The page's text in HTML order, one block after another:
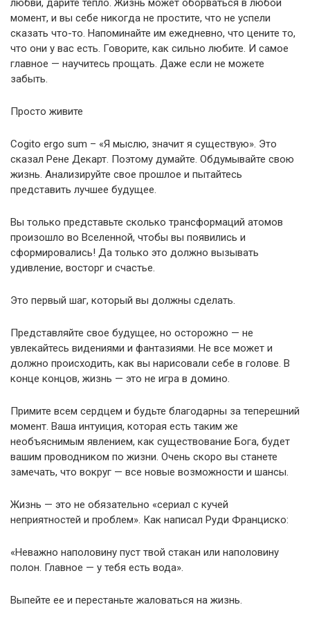
любви, дарите тепло. Жизнь может оборваться в любой
момент, и вы себе никогда не простите, что не успели
сказать что-то. Напоминайте им ежедневно, что цените то,
что они у вас есть. Говорите, как сильно любите. И самое
главное — научитесь прощать. Даже если не можете
забыть.
Просто живите
Cogito ergo sum – «Я мыслю, значит я существую». Это
сказал Рене Декарт. Поэтому думайте. Обдумывайте свою
жизнь. Анализируйте свое прошлое и пытайтесь
представить лучшее будущее.
Вы только представьте сколько трансформаций атомов
произошло во Вселенной, чтобы вы появились и
сформировались! Да только это должно вызывать
удивление, восторг и счастье.
Это первый шаг, который вы должны сделать.
Представляйте свое будущее, но осторожно — не
увлекайтесь видениями и фантазиями. Не все может и
должно происходить, как вы нарисовали себе в голове. В
конце концов, жизнь — это не игра в домино.
Примите всем сердцем и будьте благодарны за теперешний
момент. Ваша интуиция, которая есть таким же
необъяснимым явлением, как существование Бога, будет
вашим проводником по жизни. Очень скоро вы станете
замечать, что вокруг — все новые возможности и шансы.
Жизнь — это не обязательно «сериал с кучей
неприятностей и проблем». Как написал Руди Франциско:
«Неважно наполовину пуст твой стакан или наполовину
полон. Главное — у тебя есть вода».
Выпейте ее и перестаньте жаловаться на жизнь.